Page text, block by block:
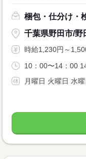
梱包・仕分け・
千葉県野田市/野
時給1,230円～
10：00〜14：00
月曜日 火曜日 水